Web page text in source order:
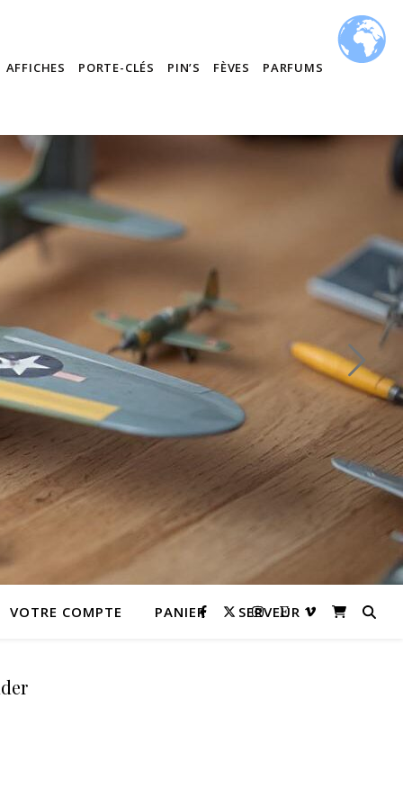
AFFICHES PORTE-CLÉS PIN’S FÈVES PARFUMS
VOTRE COMPTE PANIER SERVEUR